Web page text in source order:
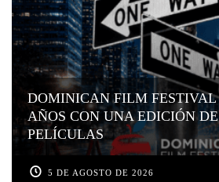
DOMINICAN FILM FESTIVAL
AÑOS CON UNA EDICIÓN
PELÍCULAS
5 DE AGOSTO DE 2026